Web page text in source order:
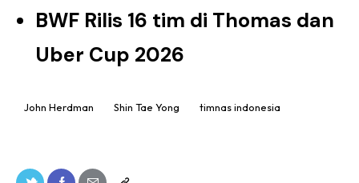
BWF Rilis 16 tim di Thomas dan
Uber Cup 2026
John Herdman Shin Tae Yong timnas indonesia